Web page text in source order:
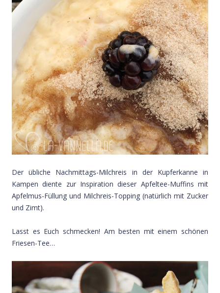
Der übliche Nachmittags-Milchreis in der Kupferkanne in
Kampen diente zur Inspiration dieser Apfeltee-Muffins mit
Apfelmus-Füllung und Milchreis-Topping (natürlich mit Zucker
und Zimt).
Lasst es Euch schmecken! Am besten mit einem schönen
Friesen-Tee…